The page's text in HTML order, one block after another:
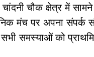
चौक क्षेत्र में सामने
मंच पर अपना संपर्क
सभी समस्‍याओं को